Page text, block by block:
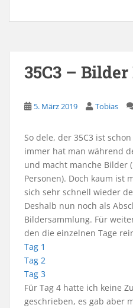
35C3 –
5. März 2019 Tobias
So dele, der 35C3 ist
immer hat man während
und macht manche Bilder
Personen). Doch kaum ist
sich sehr schnell wieder
Deshalb nun noch als
Bildersammlung. Für
den die einzelnen Tage
Tag 1
Tag 2
Tag 3
Für Tag 4 hatte ich keine
geschrieben, es gab aber